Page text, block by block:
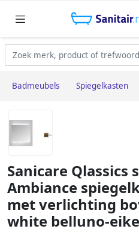
Badmeubels Spiegelkasten
Sanicare Qlassics
Ambiance
met verlichting
white belluno-